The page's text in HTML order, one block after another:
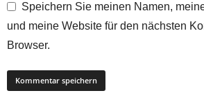
Speichern Sie meinen Namen,
und meine Website für den nächsten
Browser.